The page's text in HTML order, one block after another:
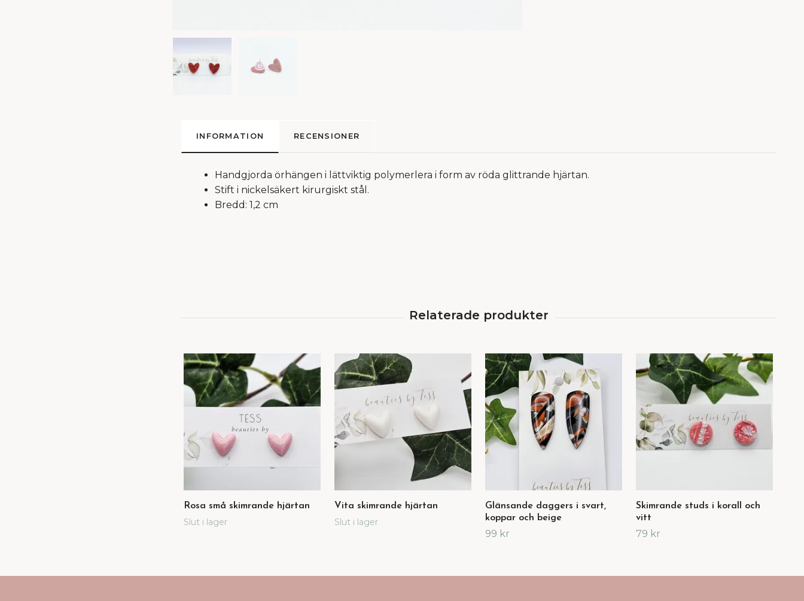
INFORMATION RECENSIONER
Handgjorda örhängen i lättviktig polymerlera i form av röda glittrande hjärtan.
Stift i nickelsäkert kirurgiskt stål.
Bredd: 1,2 cm
Rosa små skimrande hjärtan
Slut i lager
Vita skimrande hjärtan
Slut i lager
Glänsande daggers i svart,
koppar och beige
99 kr
Skimrande studs i korall och
vitt
79 kr